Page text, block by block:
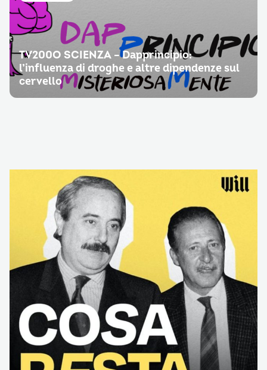
TV200O SCIENZA – Dapprincipio:
l’influenza di droghe e altre dipendenze sul
cervello